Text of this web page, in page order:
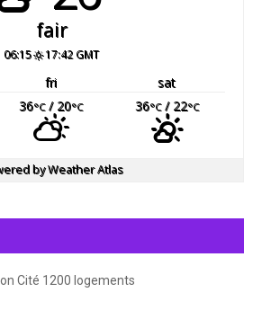
fair
06:15 17:42 GMT
fri
sat
36°C/ 20°C 36°C/ 22°C
byWeather Atlas
Cité 1200 logements